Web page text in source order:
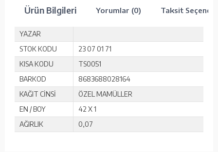
Ürün Bilgileri Yorumlar (0) Taksit
YAZAR
STOK KODU
23 07 01 71
KISA KODU
TS0051
BARKOD
8683688028164
KAĞIT CİNSİ
ÖZEL MAMÜLLER
EN / BOY
42 X 1
AĞIRLIK
0,07